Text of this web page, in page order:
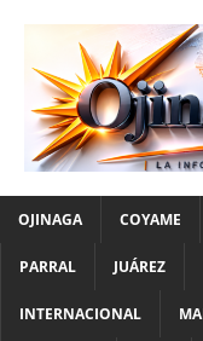
OJINAGA COYAME
PARRAL JUÁREZ
INTERNACIONAL